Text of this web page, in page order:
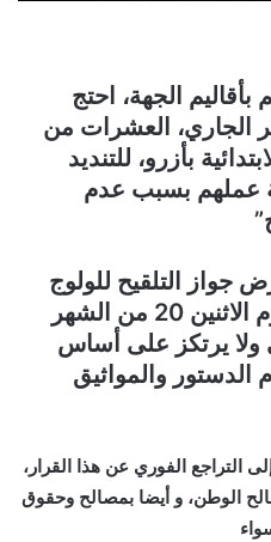
الجهة، احتج
الثلاثاء 21 دجنبر الجاري، العشرات من
بأزرو، للتنديد
عملهم بسبب عدم
جواز التلقيح للولوج
إلى المحاكم، ابتداء من يوم الاثنين 20 من الشهر
ولا يرتكز على أساس
الدستور والمواثيق
التراجع الفوري عن هذا القرار،
الوطن، و أيضا بمصالح وحقوق